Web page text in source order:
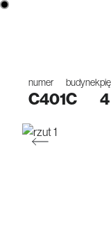
numer
C401
budynek
C 4